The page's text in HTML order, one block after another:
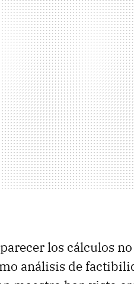
los cálculos
análisis de